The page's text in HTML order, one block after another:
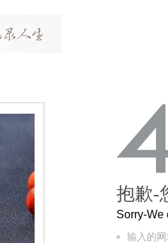
抱歉-
Sorry-We
输入的